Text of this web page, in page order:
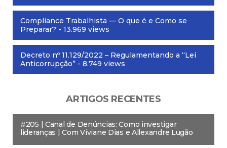
Compliance Trabalhista — O que é e Como se
Preparar? - 13.969 views
Decreto nº 11.129/2022 – Regulamentando a “Lei
Anticorrupção” - 8.749 views
ARTIGOS RECENTES
#205 | Canal de Denúncias: Como investigar
lideranças | Com Viviane Dias e Allexandre Lugão